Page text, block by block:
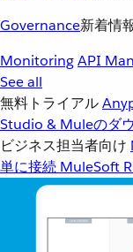
Governance新着情
MonitoringAPI
See all
無料トライアル
Studio & Muleのダ
ビジネス担当者向け
単に接続 MuleSoft